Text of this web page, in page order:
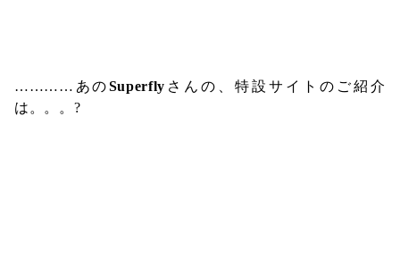
…………あのSuperfly さんの、特設サイトのご紹介
は。。。?